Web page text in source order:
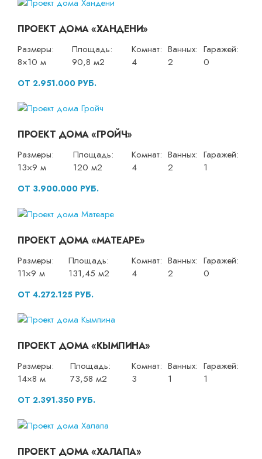
ПРОЕКТ ДОМА «ХАНДЕНИ»
Размеры:
8×10 м
Площадь:
90,8 м2
Комнат:
4
Ванных:
2
Гаражей:
0
ОТ 2.951.000 РУБ.
ПРОЕКТ ДОМА «ГРОЙЧ»
Размеры:
13×9 м
Площадь:
120 м2
Комнат:
4
Ванных:
2
Гаражей:
1
ОТ 3.900.000 РУБ.
ПРОЕКТ ДОМА «МАТЕАРЕ»
Размеры:
11×9 м
Площадь:
131,45 м2
Комнат:
4
Ванных:
2
Гаражей:
0
ОТ 4.272.125 РУБ.
ПРОЕКТ ДОМА «КЫМПИНА»
Размеры:
14×8 м
Площадь:
73,58 м2
Комнат:
3
Ванных:
1
Гаражей:
1
ОТ 2.391.350 РУБ.
ПРОЕКТ ДОМА «ХАЛАПА»